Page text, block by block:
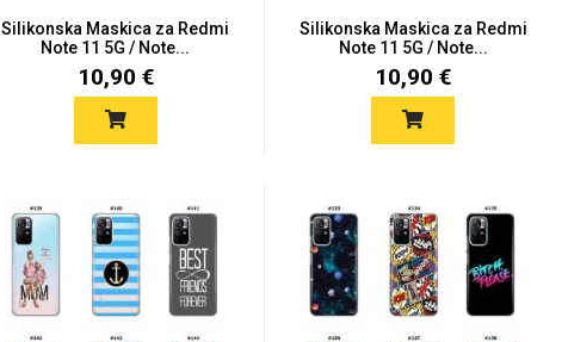
Silikonska Maskica za Redmi
Note 11 5G / Note...
10,90 €
Silikonska Maskica za Redmi
Note 11 5G / Note...
10,90 €